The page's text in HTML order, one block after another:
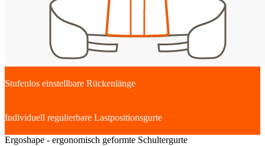
Stufenlos einstellbare Rückenlänge
Individuell regulierbare Lastpositionsgurte
Ergoshape - ergonomisch geformte Schultergurte